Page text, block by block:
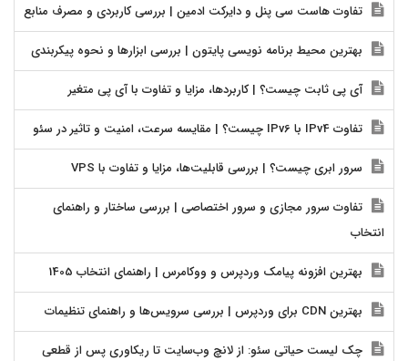
تفاوت هاست سی پنل و دایرکت ادمین | بررسی کاربردی و مصرف منابع
بهترین محیط برنامه نویسی پایتون | بررسی ابزارها و نحوه پیکربندی
آی پی ثابت چیست؟ | کاربردها، مزایا و تفاوت با آی پی متغیر
تفاوت IPv4 با IPv6 چیست؟ | مقایسه سرعت، امنیت و تاثیر در سئو
سرور ابری چیست؟ | بررسی قابلیت‌ها، مزایا و تفاوت با VPS
تفاوت سرور مجازی و سرور اختصاصی | بررسی ساختار و راهنمای
انتخاب
بهترین افزونه پیامک وردپرس و ووکامرس | راهنمای انتخاب 1405
بهترین CDN برای وردپرس | بررسی سرویس‌ها و راهنمای تنظیمات
چک لیست حیاتی سئو: از لانچ وب‌سایت تا ریکاوری پس از قطعی